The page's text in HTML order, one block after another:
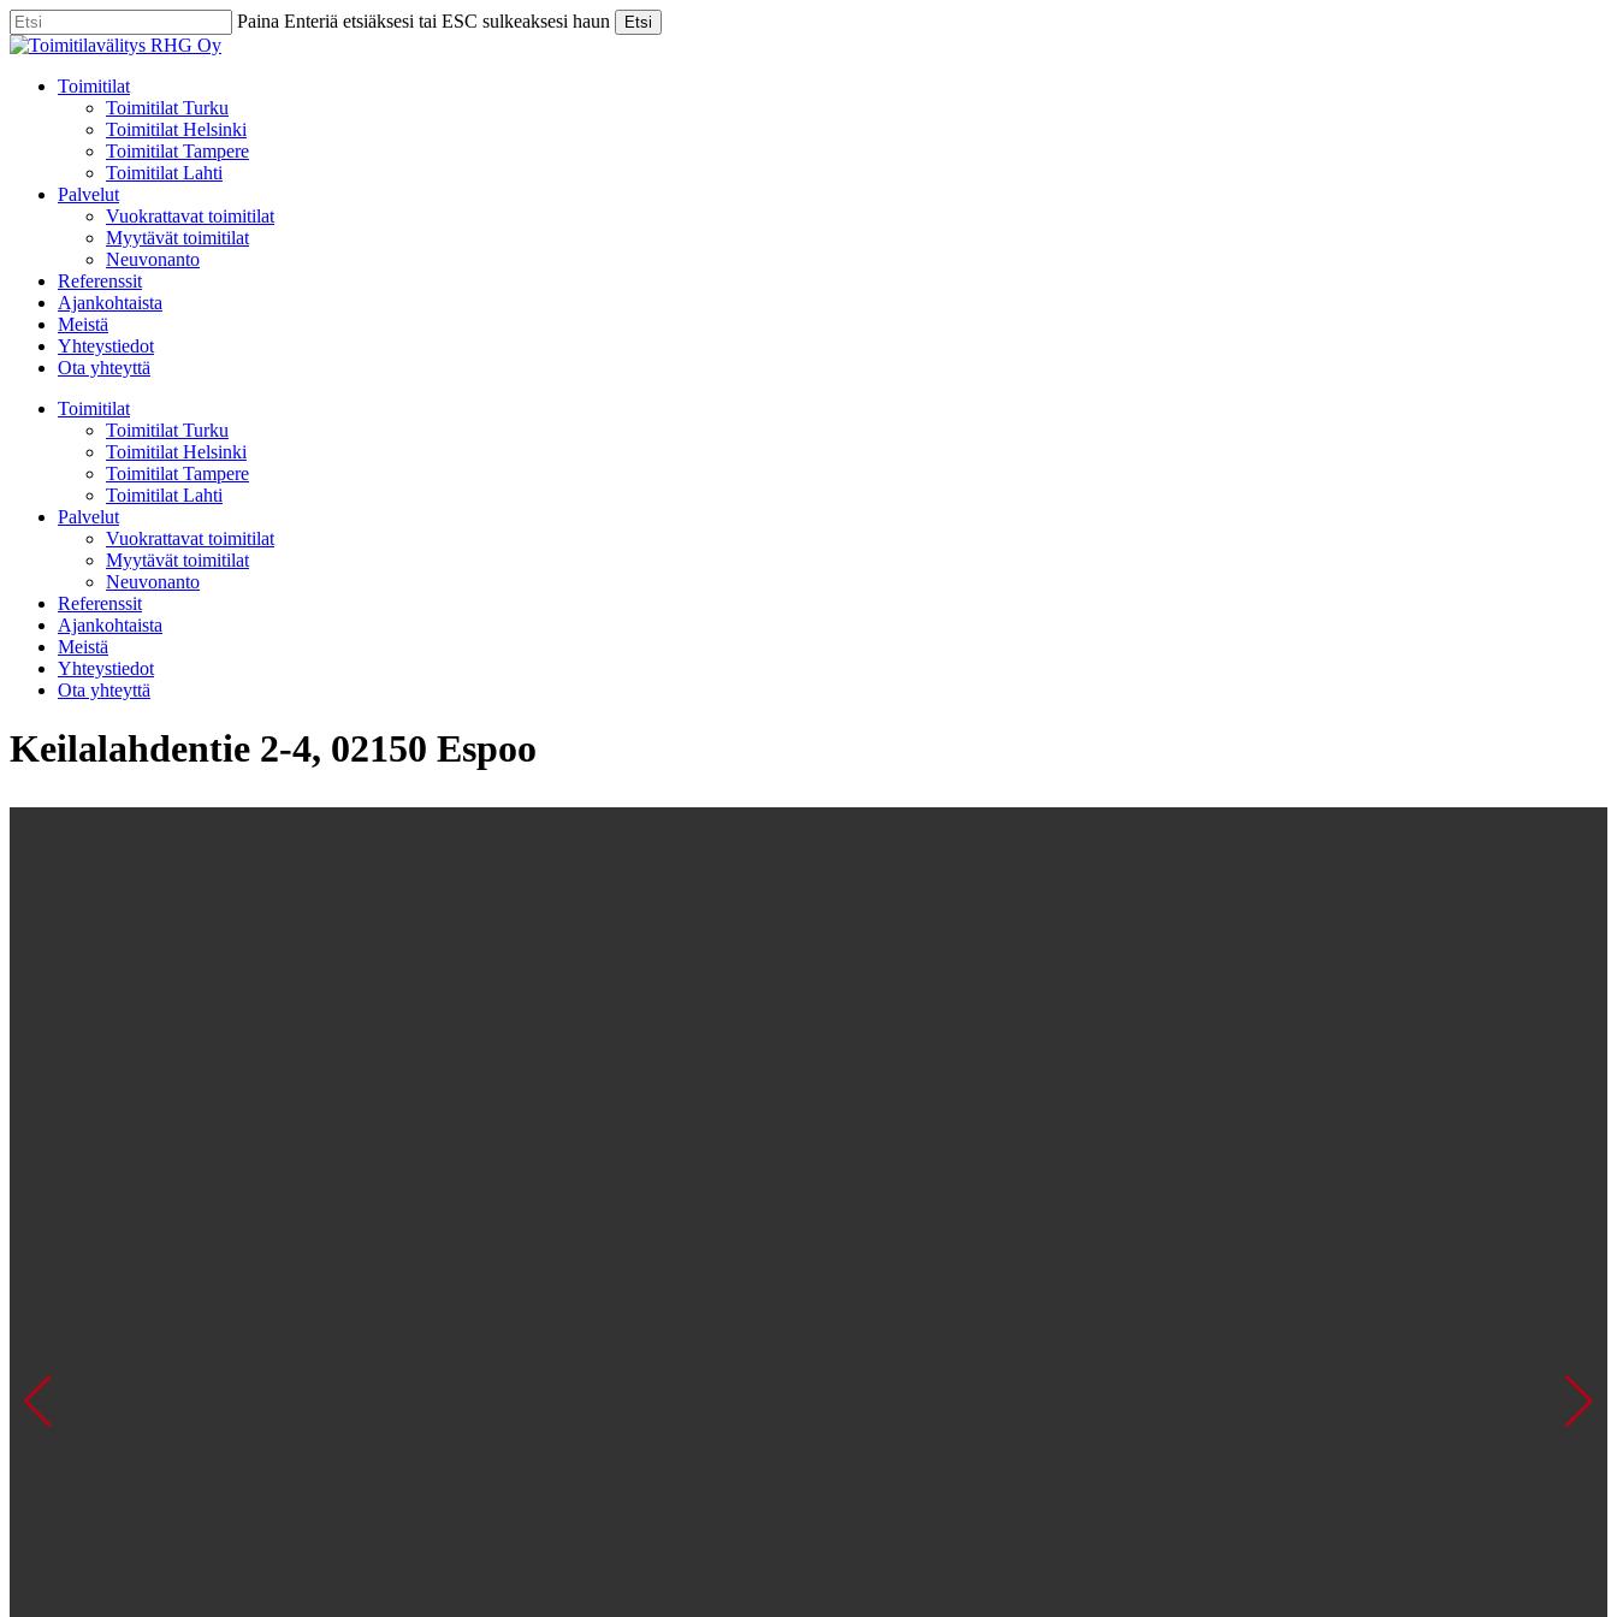
Skip
to
content
Paina Enteriä etsiäksesi tai ESC sulkeaksesi haun Etsi
Close
Menu
Toimitilat
Toimitilat Turku
Toimitilat Helsinki
Toimitilat Tampere
Toimitilat Lahti
Palvelut
Vuokrattavat toimitilat
Myytävät toimitilat
Neuvonanto
Referenssit
Ajankohtaista
Meistä
Yhteystiedot
Ota yhteyttä
Toimitilat
Toimitilat Turku
Toimitilat Helsinki
Toimitilat Tampere
Toimitilat Lahti
Palvelut
Vuokrattavat toimitilat
Myytävät toimitilat
Neuvonanto
Referenssit
Ajankohtaista
Meistä
Yhteystiedot
Ota yhteyttä
Keilalahdentie 2-4, 02150 Espoo